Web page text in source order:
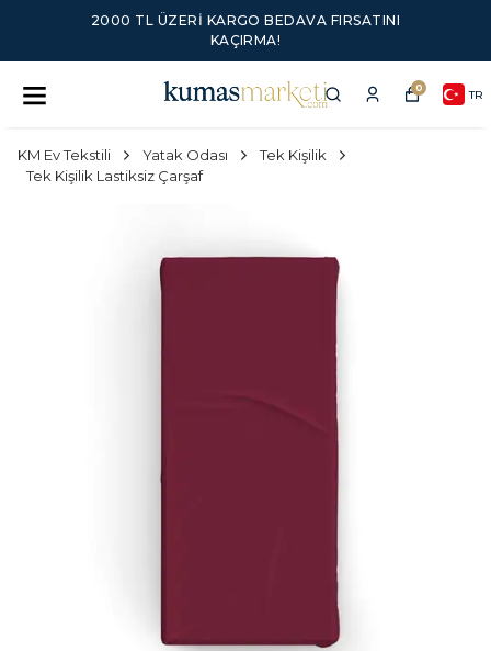
2000 TL ÜZERI KARGO BEDAVA FIRSATINI
KAÇIRMA!
0 TR
KM Ev Tekstili Yatak Odası
Tek Kişilik
Tek Kişilik Lastiksiz Çarşaf